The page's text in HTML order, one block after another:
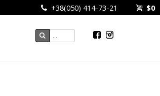
$0
+38(050) 414-73-21